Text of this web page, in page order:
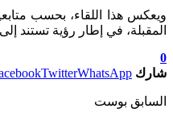
ويعكس هذا اللقاء، بحسب
المقبلة، في إطار رؤية تستند
0
شارك
TwitterWhatsApp
السابق بوست